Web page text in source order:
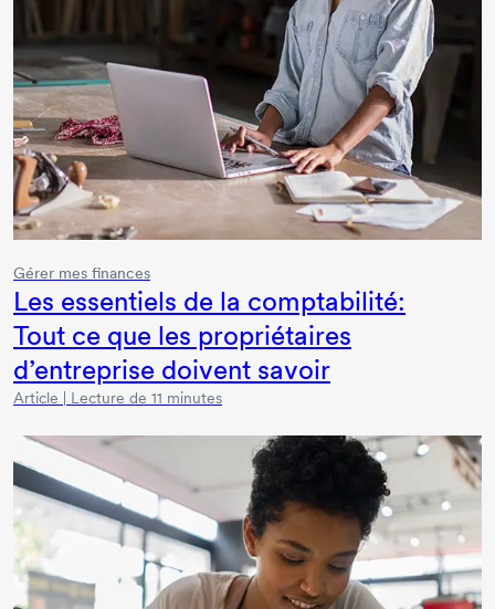
Gérer mes finances
Les essentiels de la comptabilité:
Tout ce que les propriétaires
d’entreprise doivent savoir
Article | Lecture de 11 minutes